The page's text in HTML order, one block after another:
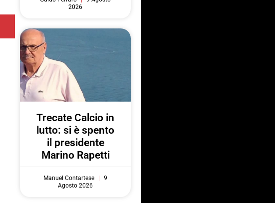
2026
Trecate Calcio in
lutto: si è spento
il presidente
Marino Rapetti
Manuel Contartese
9
Agosto 2026